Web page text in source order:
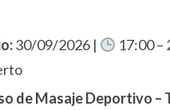
30/09/2026 |
17:00 –
de Masaje Deportivo –